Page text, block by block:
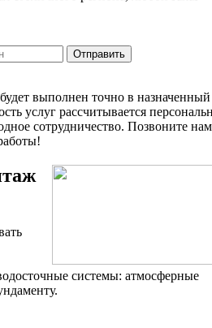
выполнен точно в назначенный
услуг рассчитывается
сотрудничество. Позвоните
системы: атмосферные